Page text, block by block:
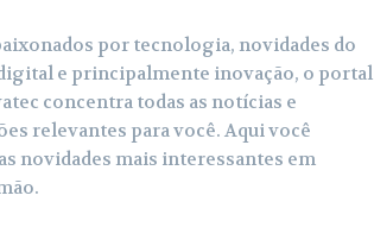
por tecnologia, novidades do
e principalmente inovação, o portal
concentra todas as notícias e
relevantes para você. Aqui você
novidades mais interessantes em